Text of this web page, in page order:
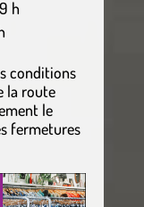
h
conditions
la route
le
fermetures